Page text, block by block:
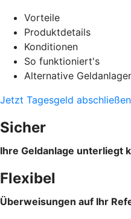
Vorteile
Produktdetails
Konditionen
So funktioniert's
Alternative
Jetzt Tagesgeld abschließen
Sicher
Ihre Geldanlage unterliegt
Flexibel
Überweisungen auf Ihr